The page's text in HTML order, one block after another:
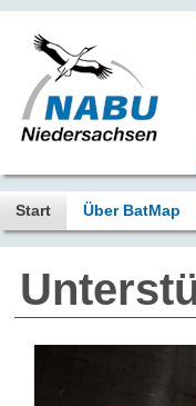
Start Über BatMap